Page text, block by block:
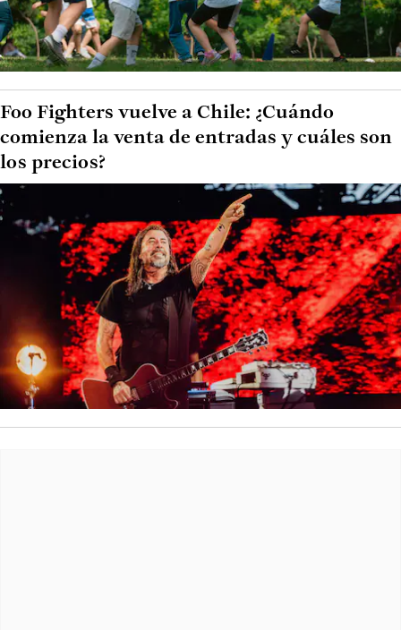
Foo Fighters vuelve a Chile: ¿Cuándo
comienza la venta de entradas y cuáles son
los precios?